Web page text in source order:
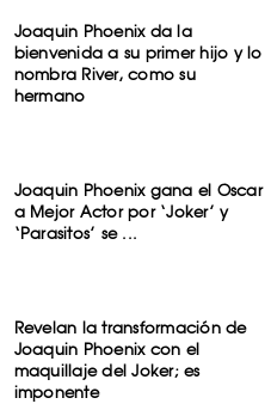
Joaquin Phoenix da la
bienvenida a su primer hijo y lo
nombra River, como su
hermano
Joaquin Phoenix gana el Oscar
a Mejor Actor por ‘Joker’ y
‘Parasitos’ se ...
Revelan la transformación de
Joaquin Phoenix con el
maquillaje del Joker; es
imponente